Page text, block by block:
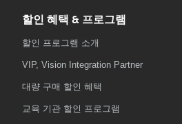
할인 혜택 & 프로그램
할인 프로그램 소개
VIP, Vision Integration Partner
대량 구매 할인 혜택
교육 기관 할인 프로그램